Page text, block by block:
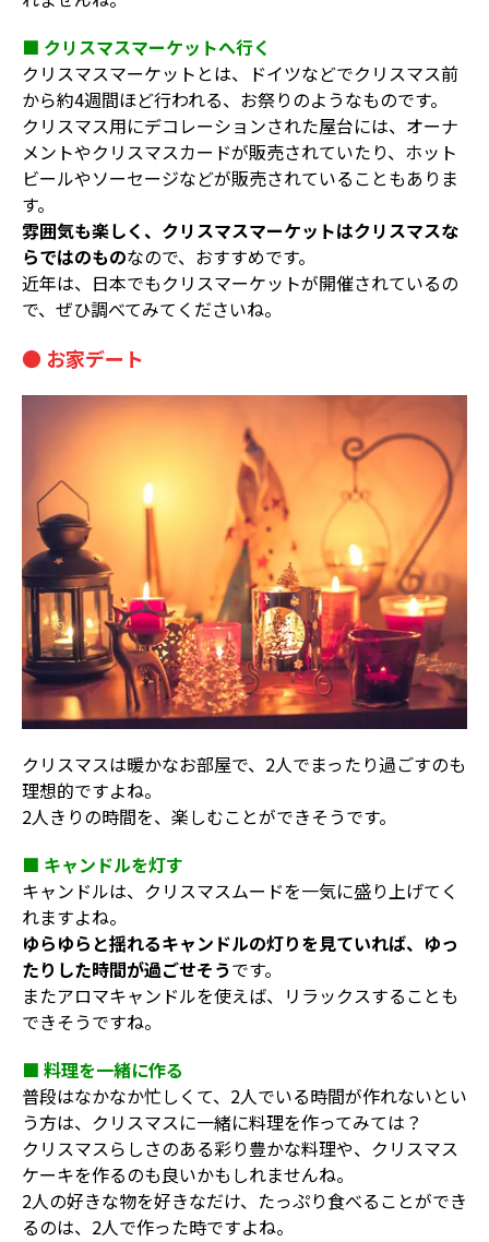
■ クリスマスマーケットへ行く
クリスマスマーケットとは、ドイツなどでクリスマス前
から約4週間ほど行われる、お祭りのようなものです。
クリスマス用にデコレーションされた屋台には、オーナ
メントやクリスマスカードが販売されていたり、ホット
ビールやソーセージなどが販売されていることもありま
す。
雰囲気も楽しく、クリスマスマーケットはクリスマスな
らではのものなので、おすすめです。
近年は、日本でもクリスマーケットが開催されているの
で、ぜひ調べてみてくださいね。
● お家デート
クリスマスは暖かなお部屋で、2人でまったり過ごすのも
理想的ですよね。
2人きりの時間を、楽しむことができそうです。
■ キャンドルを灯す
キャンドルは、クリスマスムードを一気に盛り上げてく
れますよね。
ゆらゆらと揺れるキャンドルの灯りを見ていれば、ゆっ
たりした時間が過ごせそうです。
またアロマキャンドルを使えば、リラックスすることも
できそうですね。
■ 料理を一緒に作る
普段はなかなか忙しくて、2人でいる時間が作れないとい
う方は、クリスマスに一緒に料理を作ってみては？
クリスマスらしさのある彩り豊かな料理や、クリスマス
ケーキを作るのも良いかもしれませんね。
2人の好きな物を好きなだけ、たっぷり食べることができ
るのは、2人で作った時ですよね。